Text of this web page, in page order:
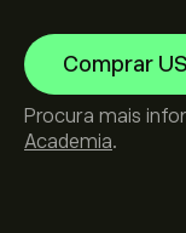
Comprar
Procura mais
Academia.